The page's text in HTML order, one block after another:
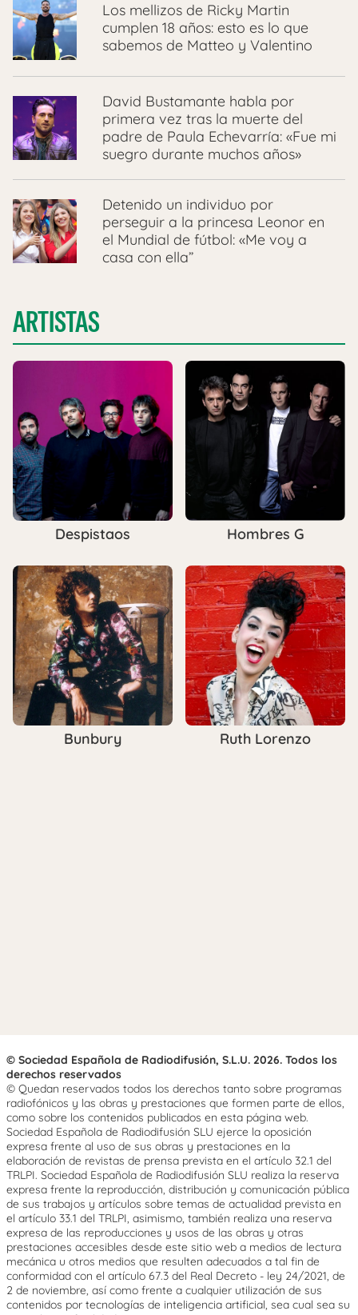
Los mellizos de Ricky Martin
cumplen 18 años: esto es lo que
sabemos de Matteo y Valentino
David Bustamante habla por
primera vez tras la muerte del
padre de Paula Echevarría: «Fue mi
suegro durante muchos años»
Detenido un individuo por
perseguir a la princesa Leonor en
el Mundial de fútbol: «Me voy a
casa con ella”
ARTISTAS
Despistaos Hombres G
Bunbury Ruth Lorenzo
© Sociedad Española de Radiodifusión, S.L.U. 2026. Todos los
derechos reservados
© Quedan reservados todos los derechos tanto sobre programas
radiofónicos y las obras y prestaciones que formen parte de ellos,
como sobre los contenidos publicados en esta página web.
Sociedad Española de Radiodifusión SLU ejerce la oposición
expresa frente al uso de sus obras y prestaciones en la
elaboración de revistas de prensa prevista en el artículo 32.1 del
TRLPI. Sociedad Española de Radiodifusión SLU realiza la reserva
expresa frente la reproducción, distribución y comunicación pública
de sus trabajos y artículos sobre temas de actualidad prevista en
el artículo 33.1 del TRLPI, asimismo, también realiza una reserva
expresa de las reproducciones y usos de las obras y otras
prestaciones accesibles desde este sitio web a medios de lectura
mecánica u otros medios que resulten adecuados a tal fin de
conformidad con el artículo 67.3 del Real Decreto - ley 24/2021, de
2 de noviembre, así como frente a cualquier utilización de sus
contenidos por tecnologías de inteligencia artificial, sea cual sea su